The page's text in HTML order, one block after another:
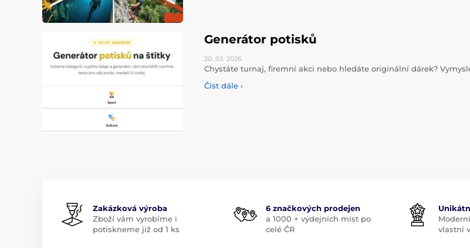
Generátor potisků
20. 03. 2026
Chystáte turnaj, firemní akci nebo hledáte originální dárek?
Číst dále ›
Zakázková výroba
Zboží vám vyrobíme i
potiskneme již od 1 ks
6 značkových prodejen
a 1000 + výdejních míst po
celé ČR
vlastní